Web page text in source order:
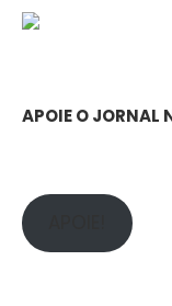
APOIE O JORNAL